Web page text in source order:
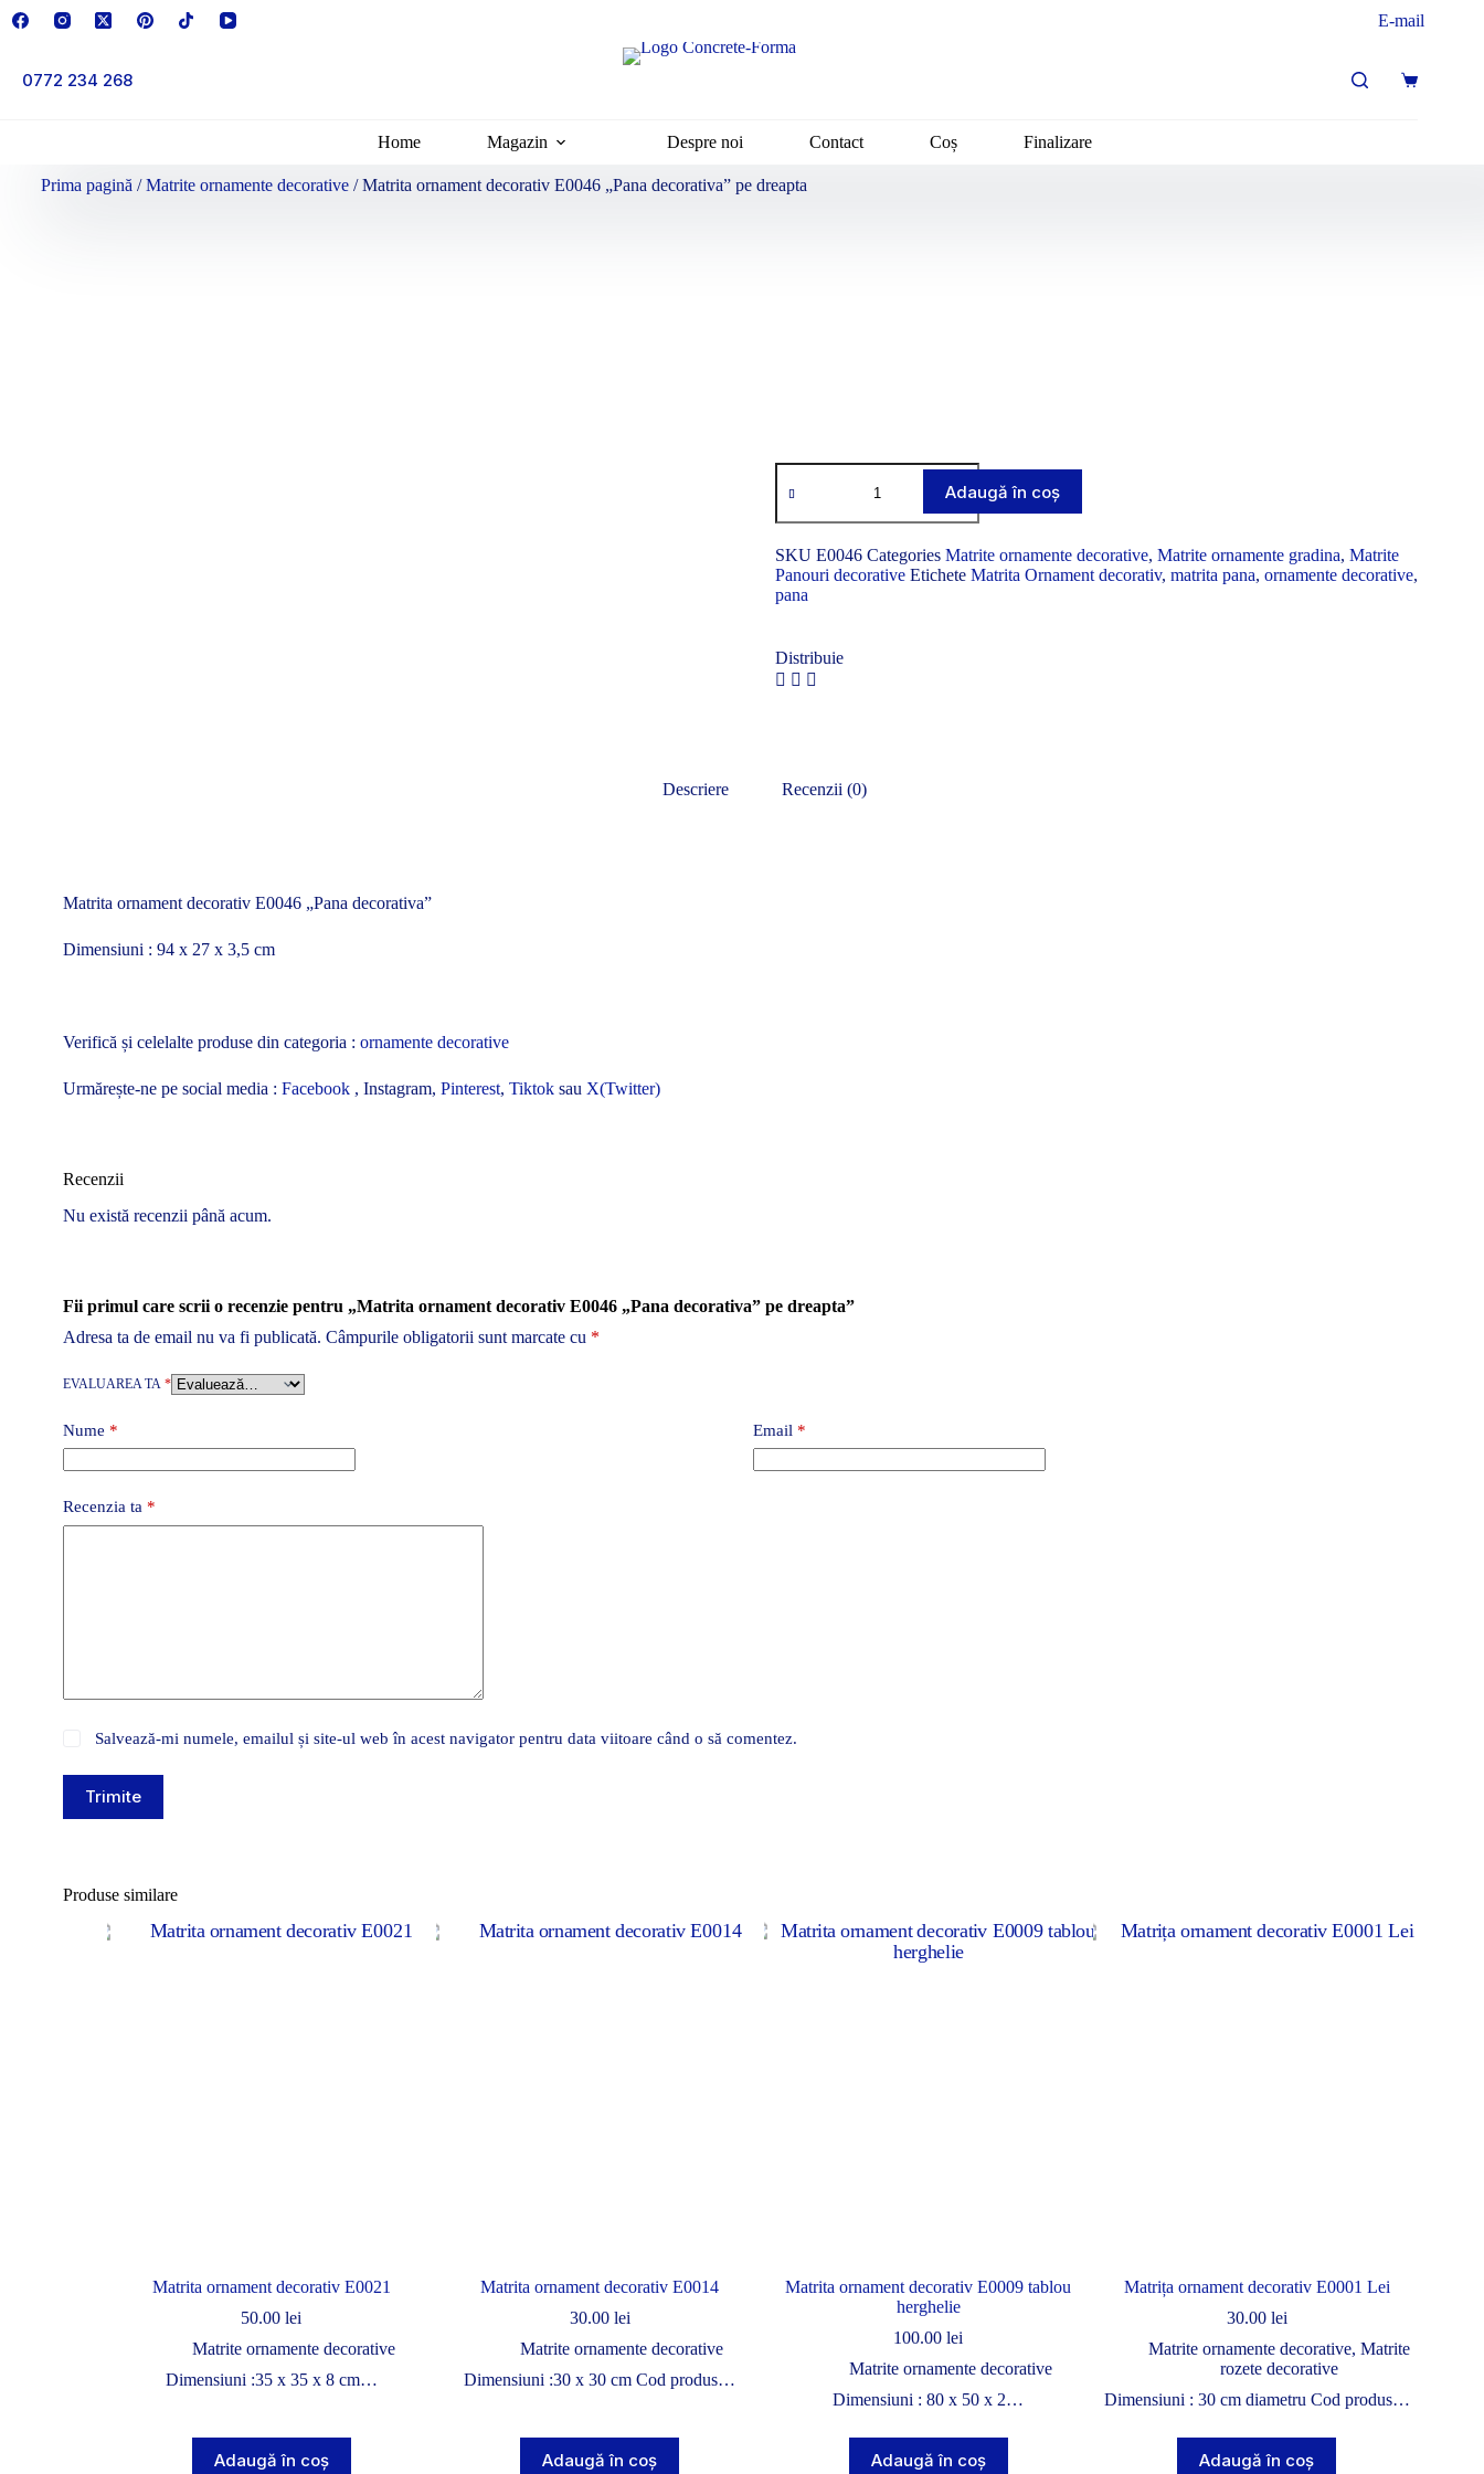
E-mail
0772 234 268
Home Magazin Despre noi Contact Coș Finalizare
Prima pagină /Matrite ornamente decorative / Matrita ornament decorativ E0046 „Pana decorativa” pe dreapta
Adaugă în coș
SKU E0046 Categories Matrite ornamente decorative, Matrite ornamente gradina, Matrite
Panouri decorative Etichete Matrita Ornament decorativ, matrita pana, ornamente decorative,
pana
Distribuie
Descriere Recenzii (0)
Matrita ornament decorativ E0046 „Pana decorativa”
Dimensiuni : 94 x 27 x 3,5 cm
Verifică și celelalte produse din categoria : ornamente decorative
Urmărește-ne pe social media : Facebook , Instagram, Pinterest, Tiktok sau X(Twitter)
Recenzii
Nu există recenzii până acum.
Fii primul care scrii o recenzie pentru „Matrita ornament decorativ E0046 „Pana decorativa” pe dreapta”
Adresa ta de email nu va fi publicată. Câmpurile obligatorii sunt marcate cu *
EVALUAREA TA *
Nume * Email *
Recenzia ta *
Salvează-mi numele, emailul și site-ul web în acest navigator pentru data viitoare când o să comentez.
Trimite
Produse similare
Matrita ornament decorativ E0021
50.00lei
Matrite ornamente decorative
Dimensiuni :35 x 35 x 8 cm…
Adaugă în coș
Matrita ornament decorativ E0014
30.00 lei
Matrite ornamente decorative
Dimensiuni :30 x 30 cm Cod produs…
Adaugă în coș
Matrita ornament decorativ E0009 tablou
herghelie
100.00lei
Matrite ornamente decorative
Dimensiuni : 80 x 50 x 2…
Adaugă în coș
Matrița ornament decorativ E0001 Lei
30.00 lei
Matrite ornamente decorative, Matrite
rozete decorative
Dimensiuni : 30 cm diametru Cod produs…
Adaugă în coș